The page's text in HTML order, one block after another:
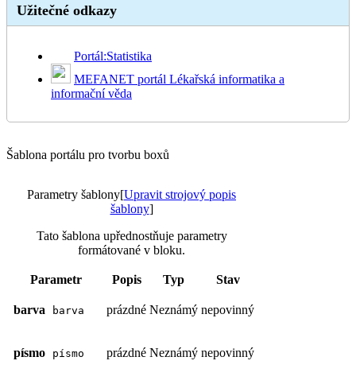
Užitečné odkazy
Portál:Statistika
MEFANET portál Lékařská informatika a
informační věda
Šablona portálu pro tvorbu boxů
Parametry šablony[Upravit strojový popis
šablony]
Tato šablona upřednostňuje parametry
formátované v bloku.
Parametr Popis Typ Stav
barva barva prázdné Neznámý nepovinný
písmo písmo prázdné Neznámý nepovinný